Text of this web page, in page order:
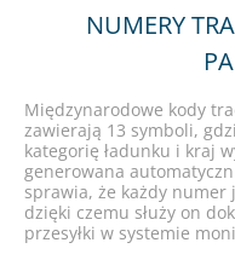
NUMERY
Międzynarodowe kody
zawierają 13 symboli,
kategorię ładunku i kraj
generowana
sprawia, że każdy
dzięki czemu służy on
przesyłki w systemie